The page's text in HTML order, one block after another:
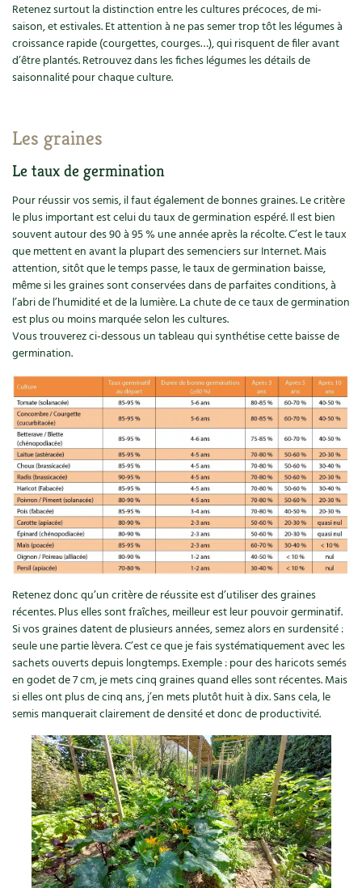
Retenez surtout la distinction entre les cultures précoces, de mi-
saison, et estivales. Et attention à ne pas semer trop tôt les légumes à
croissance rapide (courgettes, courges…), qui risquent de filer avant
d’être plantés. Retrouvez dans les fiches légumes les détails de
saisonnalité pour chaque culture.
Les graines
Le taux de germination
Pour réussir vos semis, il faut également de bonnes graines. Le critère
le plus important est celui du taux de germination espéré. Il est bien
souvent autour des 90 à 95 % une année après la récolte. C’est le taux
que mettent en avant la plupart des semenciers sur Internet. Mais
attention, sitôt que le temps passe, le taux de germination baisse,
même si les graines sont conservées dans de parfaites conditions, à
l’abri de l’humidité et de la lumière. La chute de ce taux de germination
est plus ou moins marquée selon les cultures.
Vous trouverez ci-dessous un tableau qui synthétise cette baisse de
germination.
Retenez donc qu’un critère de réussite est d’utiliser des graines
récentes. Plus elles sont fraîches, meilleur est leur pouvoir germinatif.
Si vos graines datent de plusieurs années, semez alors en surdensité :
seule une partie lèvera. C’est ce que je fais systématiquement avec les
sachets ouverts depuis longtemps. Exemple : pour des haricots semés
en godet de 7 cm, je mets cinq graines quand elles sont récentes. Mais
si elles ont plus de cinq ans, j’en mets plutôt huit à dix. Sans cela, le
semis manquerait clairement de densité et donc de productivité.